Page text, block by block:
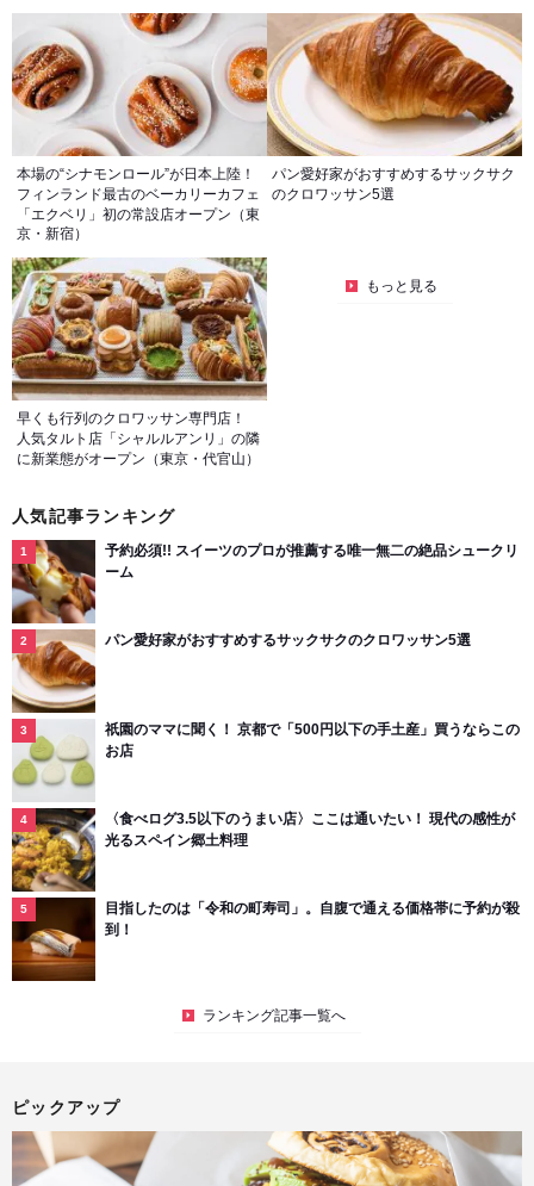
本場の“シナモンロール”が日本上陸！
フィンランド最古のベーカリーカフェ
「エクベリ」初の常設店オープン（東
京・新宿）
パン愛好家がおすすめするサックサク
のクロワッサン5選
早くも行列のクロワッサン専門店！
人気タルト店「シャルルアンリ」の隣
に新業態がオープン（東京・代官山）
もっと見る
人気記事ランキング
予約必須!! スイーツのプロが推薦する唯一無二の絶品シュークリ
ーム
パン愛好家がおすすめするサックサクのクロワッサン5選
祇園のママに聞く！ 京都で「500円以下の手土産」買うならこの
お店
〈食べログ3.5以下のうまい店〉ここは通いたい！ 現代の感性が
光るスペイン郷土料理
目指したのは「令和の町寿司」。自腹で通える価格帯に予約が殺
到！
ランキング記事一覧へ
ピックアップ